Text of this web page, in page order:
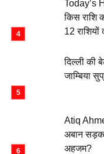
Today’s
किस राशि
12
दिल्ली की
जाम्बिया
Atiq
अबान
अहजम?